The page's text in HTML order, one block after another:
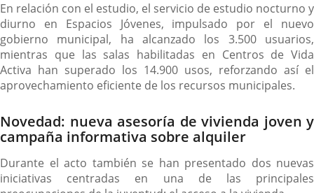
En relación con el estudio, el servicio de estudio nocturno y
diurno en Espacios Jóvenes, impulsado por el nuevo
gobierno municipal, ha alcanzado los 3.500 usuarios,
mientras que las salas habilitadas en Centros de Vida
Activa han superado los 14.900 usos, reforzando así el
aprovechamiento eficiente de los recursos municipales.
Novedad: nueva asesoría de vivienda joven y
campaña informativa sobre alquiler
Durante el acto también se han presentado dos nuevas
iniciativas centradas en una de las principales